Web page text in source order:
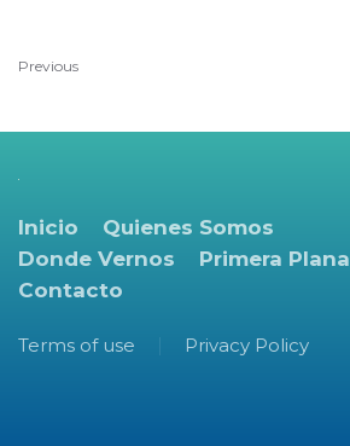
Previous
Inicio
Quienes Somos
Donde Vernos
Primera Plana
Contacto
Terms of use Privacy Policy